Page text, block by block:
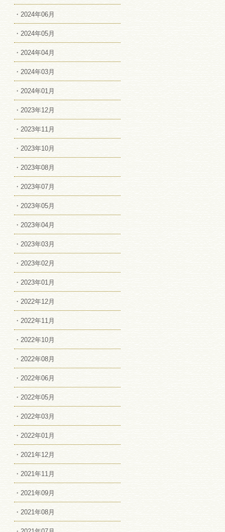
・2024年06月
・2024年05月
・2024年04月
・2024年03月
・2024年01月
・2023年12月
・2023年11月
・2023年10月
・2023年08月
・2023年07月
・2023年05月
・2023年04月
・2023年03月
・2023年02月
・2023年01月
・2022年12月
・2022年11月
・2022年10月
・2022年08月
・2022年06月
・2022年05月
・2022年03月
・2022年01月
・2021年12月
・2021年11月
・2021年09月
・2021年08月